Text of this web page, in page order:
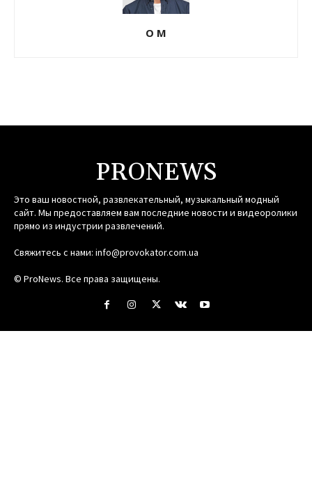
О М
PRONEWS
Это ваш новостной, развлекательный, музыкальный модный
сайт. Мы предоставляем вам последние новости и видеоролики
прямо из индустрии развлечений.
Свяжитесь с нами: info@provokator.com.ua
© ProNews. Все права защищены.